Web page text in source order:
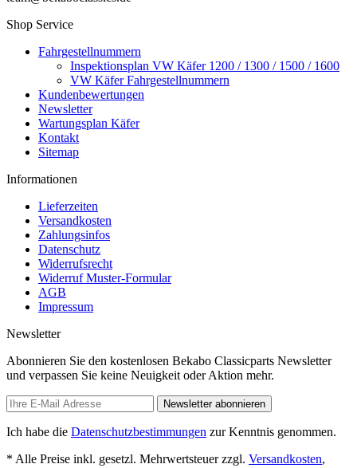
Shop Service
Fahrgestellnummern
Inspektionsplan VW Käfer 1200 / 1300 / 1500 / 1600
VW Käfer Fahrgestellnummern
Kundenbewertungen
Newsletter
Wartungsplan Käfer
Kontakt
Sitemap
Informationen
Lieferzeiten
Versandkosten
Zahlungsinfos
Datenschutz
Widerrufsrecht
Widerruf Muster-Formular
AGB
Impressum
Newsletter
Abonnieren Sie den kostenlosen Bekabo Classicparts Newsletter
und verpassen Sie keine Neuigkeit oder Aktion mehr.
Newsletter abonnieren
Ich habe die Datenschutzbestimmungen zur Kenntnis genommen.
* Alle Preise inkl. gesetzl. Mehrwertsteuer zzgl. Versandkosten,